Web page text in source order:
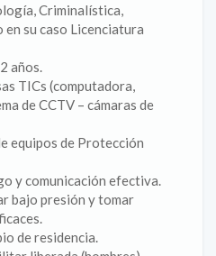
Criminalística,
en su caso Licenciatura
años.
TICs (computadora,
de CCTV – cámaras de
equipos de Protección
y comunicación efectiva.
bajo presión y tomar
de residencia.